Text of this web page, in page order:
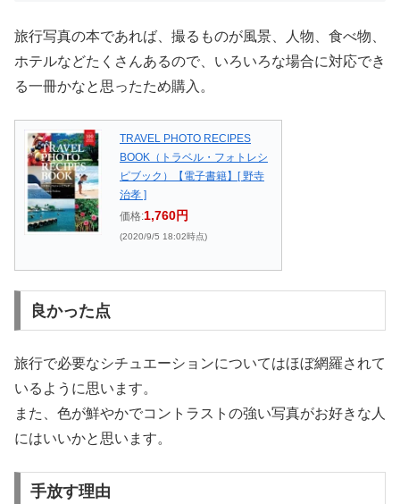
旅行写真の本であれば、撮るものが風景、人物、食べ物、
ホテルなどたくさんあるので、いろいろな場合に対応でき
る一冊かなと思ったため購入。
TRAVEL PHOTO RECIPES
BOOK（トラベル・フォトレシ
ピブック）【電子書籍】[ 野寺
治孝 ]
価格:1,760円
(2020/9/5 18:02時点)
良かった点
旅行で必要なシチュエーションについてはほぼ網羅されて
いるように思います。
また、色が鮮やかでコントラストの強い写真がお好きな人
にはいいかと思います。
手放す理由